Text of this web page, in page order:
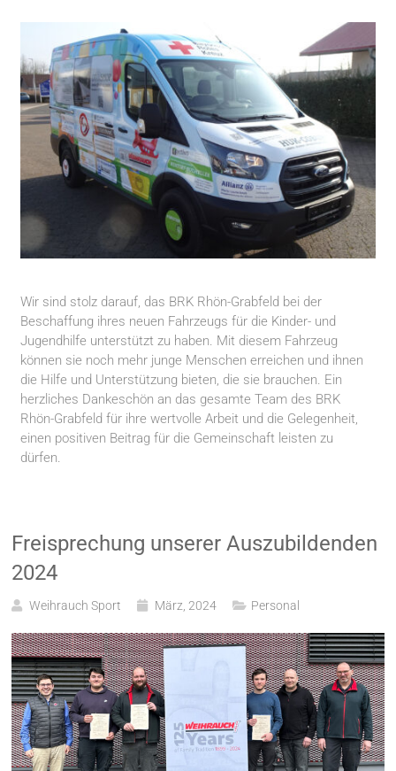
Wir sind stolz darauf, das BRK Rhön-Grabfeld bei der
Beschaffung ihres neuen Fahrzeugs für die Kinder- und
Jugendhilfe unterstützt zu haben. Mit diesem Fahrzeug
können sie noch mehr junge Menschen erreichen und ihnen
die Hilfe und Unterstützung bieten, die sie brauchen. Ein
herzliches Dankeschön an das gesamte Team des BRK
Rhön-Grabfeld für ihre wertvolle Arbeit und die Gelegenheit,
einen positiven Beitrag für die Gemeinschaft leisten zu
dürfen.
Freisprechung unserer Auszubildenden
2024
Weihrauch Sport März, 2024 Personal